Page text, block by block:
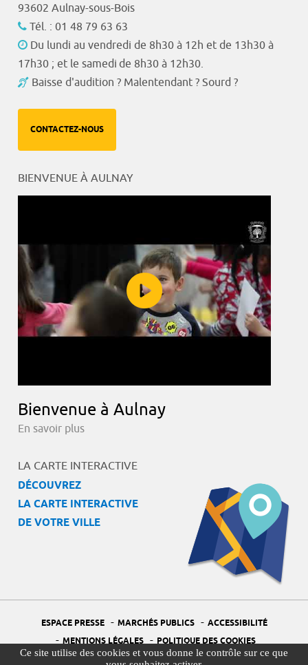
Ce site utilise des cookies et vous donne le contrôle sur ce que
93602 Aulnay-sous-Bois
Tél. : 01 48 79 63 63
Du lundi au vendredi de 8h30 à 12h et de 13h30 à
17h30 ; et le samedi de 8h30 à 12h30.
Baisse d'audition ? Malentendant ? Sourd ?
CONTACTEZ-NOUS
BIENVENUE À AULNAY
Bienvenue à Aulnay
En savoir plus
LA CARTE INTERACTIVE
DÉCOUVREZ
LA CARTE INTERACTIVE
DE VOTRE VILLE
ESPACE PRESSE - MARCHÉS PUBLICS - ACCESSIBILITÉ
- MENTIONS LÉGALES - POLITIQUE DES COOKIES
PORTAIL DÉLÉGUÉ À LA PROTECTION DES DONNÉES - PLAN DU SITE